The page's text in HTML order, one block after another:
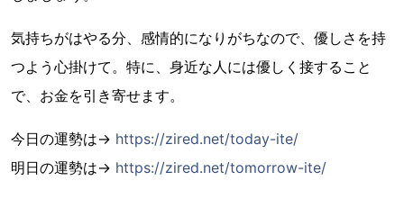
気持ちがはやる分、感情的になりがちなので、優しさを持
つよう心掛けて。特に、身近な人には優しく接すること
で、お金を引き寄せます。
今日の運勢は→ https://zired.net/today-ite/
明日の運勢は→ https://zired.net/tomorrow-ite/